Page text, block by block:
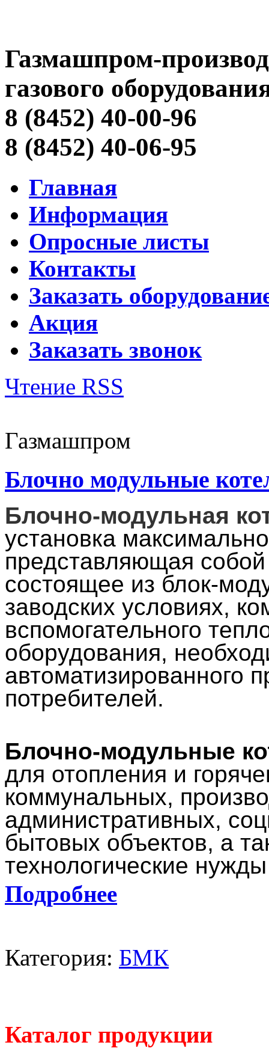
Газмашпром-
газового
8 (8452) 40-00-96
8 (8452) 40-06-95
Главная
Информация
Опросные листы
Контакты
Заказать
Акция
Заказать звонок
Чтение RSS
Газмашпром
Блочно модульные
Блочно-модульная
установка
представляющая
состоящее из блок-
заводских условиях,
вспомогательного
оборудования,
автоматизированного
потребителей.
Блочно-модульные
для отопления и
коммунальных,
административных,
бытовых объектов, а
технологические
Подробнее
Категория: БМК
Каталог продукции